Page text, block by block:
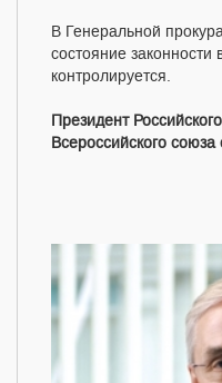
В Генеральной
состояние
контролируется.
Президент
Всероссийского